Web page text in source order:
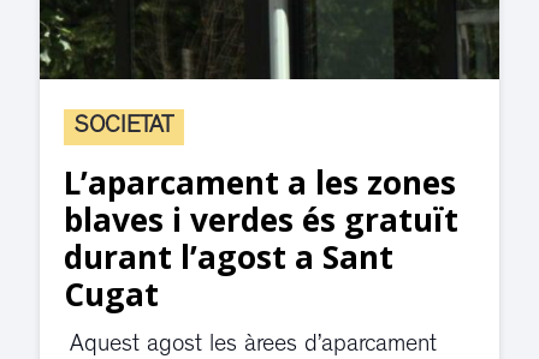
SOCIETAT
L’aparcament a les zones
blaves i verdes és gratuït
durant l’agost a Sant
Cugat
Aquest agost les àrees d’aparcament